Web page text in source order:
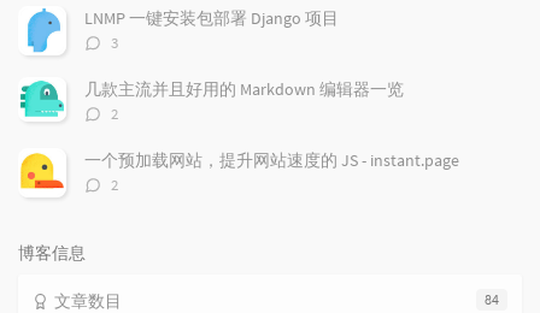
数：
LNMP 一键安装包部署 Django 项目
评
数：
3
几款主流并且好用的 Markdown 编辑器一览
评
数：
2
一个预加载网站，提升网站速度的 JS - instant.page
评
2
博客信息
84
文章数目